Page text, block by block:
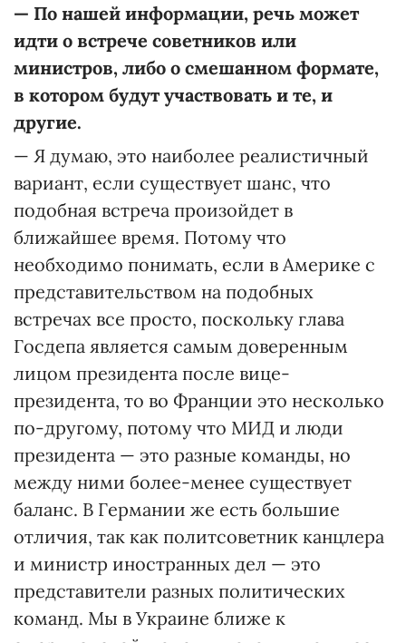
— По нашей информации, речь может
идти о встрече советников или
министров, либо о смешанном формате,
в котором будут участвовать и те, и
другие.
— Я думаю, это наиболее реалистичный
вариант, если существует шанс, что
подобная встреча произойдет в
ближайшее время. Потому что
необходимо понимать, если в Америке с
представительством на подобных
встречах все просто, поскольку глава
Госдепа является самым доверенным
лицом президента после вице-
президента, то во Франции это несколько
по-другому, потому что МИД и люди
президента — это разные команды, но
между ними более-менее существует
баланс. В Германии же есть большие
отличия, так как политсоветник канцлера
и министр иностранных дел — это
представители разных политических
команд. Мы в Украине ближе к